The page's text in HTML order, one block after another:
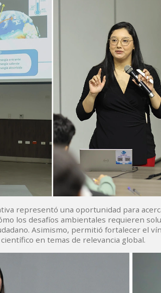
representó una oportunidad para
los desafíos ambientales requieren
Asimismo, permitió fortalecer el
en temas de relevancia global.